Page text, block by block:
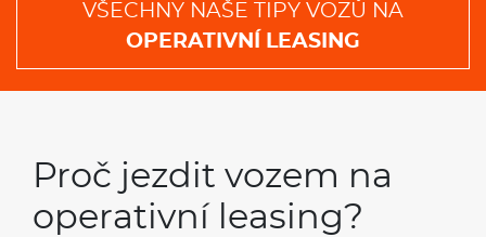
VŠECHNY NAŠE TIPY VOZŮ NA
OPERATIVNÍ LEASING
Proč jezdit vozem na
operativní leasing?